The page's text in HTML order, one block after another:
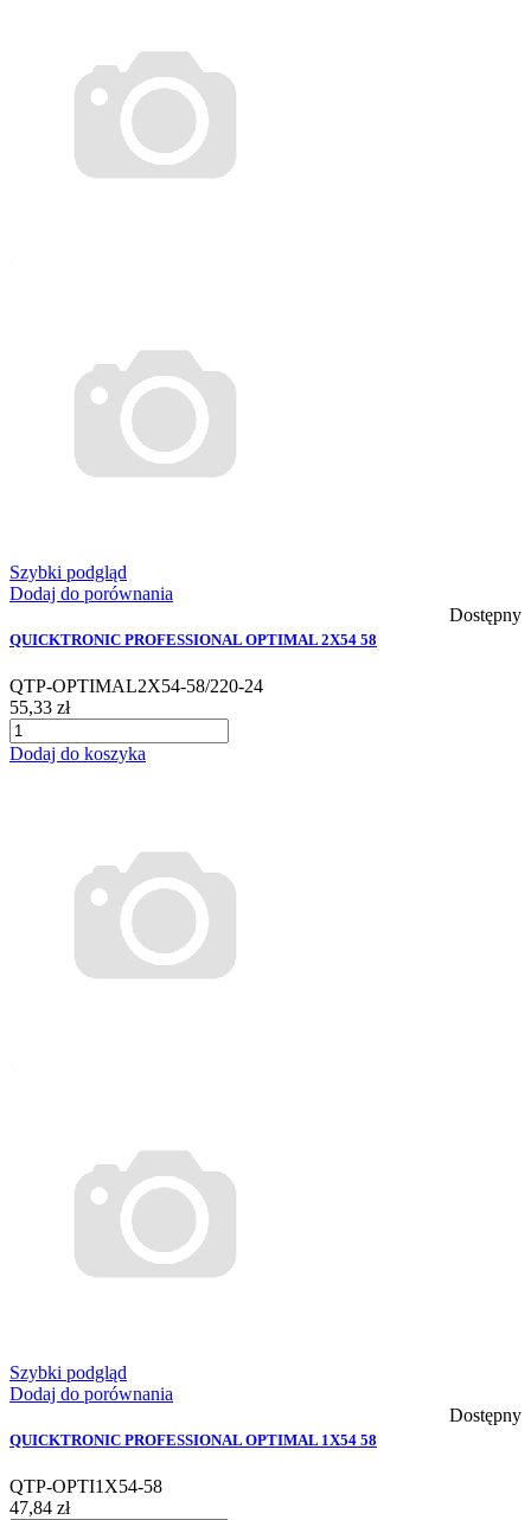
Szybki podgląd
Dodaj do porównania
Dostępny
QUICKTRONIC PROFESSIONAL OPTIMAL 2X54 58
QTP-OPTIMAL2X54-58/220-24
55,33 zł
Dodaj do koszyka
Szybki podgląd
Dodaj do porównania
Dostępny
QUICKTRONIC PROFESSIONAL OPTIMAL 1X54 58
QTP-OPTI1X54-58
47,84 zł